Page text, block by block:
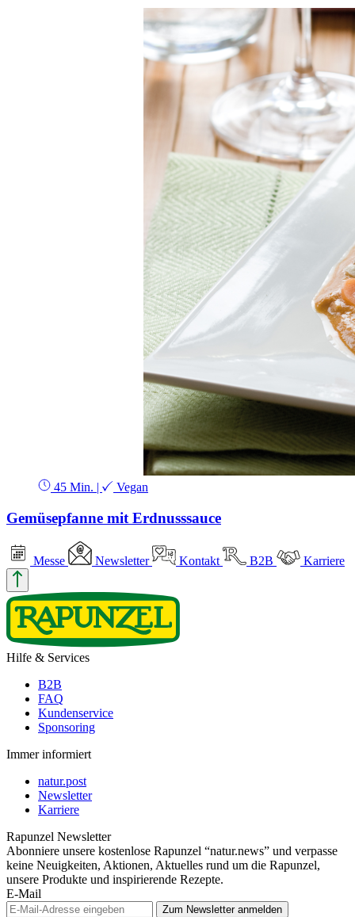
45 Min. | Vegan
Gemüsepfanne mit Erdnusssauce
Messe Newsletter Kontakt B2B Karriere
Hilfe & Services
B2B
FAQ
Kundenservice
Sponsoring
Immer informiert
natur.post
Newsletter
Karriere
Rapunzel Newsletter
Abonniere unsere kostenlose Rapunzel “natur.news” und verpasse
keine Neuigkeiten, Aktionen, Aktuelles rund um die Rapunzel,
unsere Produkte und inspirierende Rezepte.
E-Mail